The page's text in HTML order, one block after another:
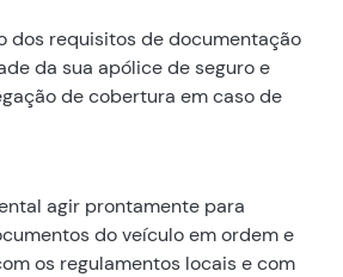
dos requisitos de documentação
da sua apólice de seguro e
de cobertura em caso de
agir prontamente para
do veículo em ordem e
os regulamentos locais e com